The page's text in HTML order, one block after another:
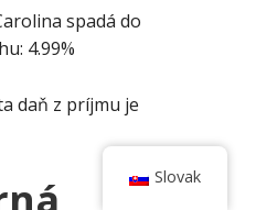
spadá do
4.99%
daň z príjmu je
Slovak